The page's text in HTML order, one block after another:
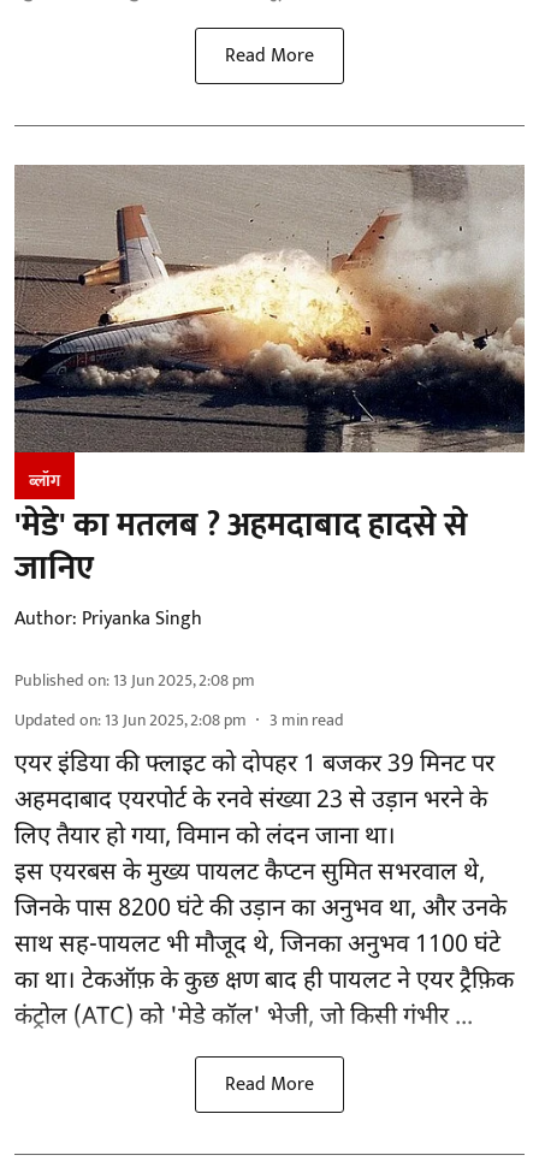
Read More
ब्लॉग
'मेडे' का मतलब ? अहमदाबाद हादसे से
जानिए
Author: Priyanka Singh
Published on:13 Jun 2025, 2:08 pm
Updated on:13 Jun 2025, 2:08 pm 3 min read
एयर इंडिया की फ्लाइट को दोपहर 1 बजकर 39 मिनट पर
अहमदाबाद एयरपोर्ट के रनवे संख्या 23 से उड़ान भरने के
लिए तैयार हो गया, विमान को लंदन जाना था।
इस एयरबस के मुख्य पायलट कैप्टन सुमित सभरवाल थे,
जिनके पास 8200 घंटे की उड़ान का अनुभव था, और उनके
साथ सह-पायलट भी मौजूद थे, जिनका अनुभव 1100 घंटे
का था। टेकऑफ़ के कुछ क्षण बाद ही पायलट ने एयर ट्रैफ़िक
कंट्रोल (ATC) को 'मेडे कॉल' भेजी, जो किसी गंभीर ...
Read More